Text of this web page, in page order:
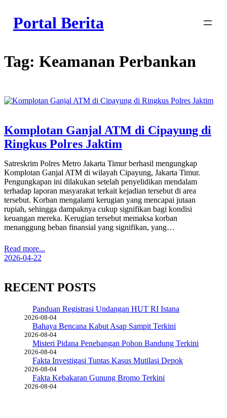
content
Portal Berita
Tag: Keamanan Perbankan
Komplotan Ganjal ATM di Cipayung di
Ringkus Polres Jaktim
Satreskrim Polres Metro Jakarta Timur berhasil mengungkap
Komplotan Ganjal ATM di wilayah Cipayung, Jakarta Timur.
Pengungkapan ini dilakukan setelah penyelidikan mendalam
terhadap laporan masyarakat terkait kejadian tersebut di area
tersebut. Korban mengalami kerugian yang mencapai jutaan
rupiah, sehingga dampaknya cukup signifikan bagi kondisi
keuangan mereka. Kerugian tersebut memaksa korban
menanggung beban finansial yang signifikan, yang…
Read more...
2026-04-22
RECENT POSTS
Panduan Registrasi Undangan HUT RI Istana
2026-08-04
Bahaya Bencana Kabut Asap Sampit Terkini
2026-08-04
Misteri Pidana Penebangan Pohon Bandung Terkini
2026-08-04
Fakta Investigasi Tuntas Kasus Mutilasi Depok
2026-08-04
Fakta Kebakaran Gunung Bromo Terkini
2026-08-04